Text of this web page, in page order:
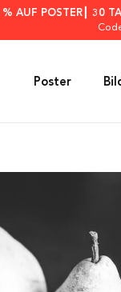
AUF POSTER┃ 30
Poster